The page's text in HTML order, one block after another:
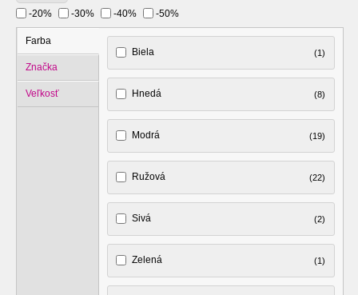
-20%
-30% -40% -50%
Farba
Značka
Veľkosť
Biela (1)
Hnedá (8)
Modrá (19)
Ružová (22)
Sivá (2)
Zelená (1)